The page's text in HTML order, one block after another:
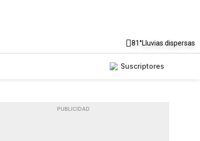
81°Lluvias dispersas
Suscriptores
PUBLICIDAD